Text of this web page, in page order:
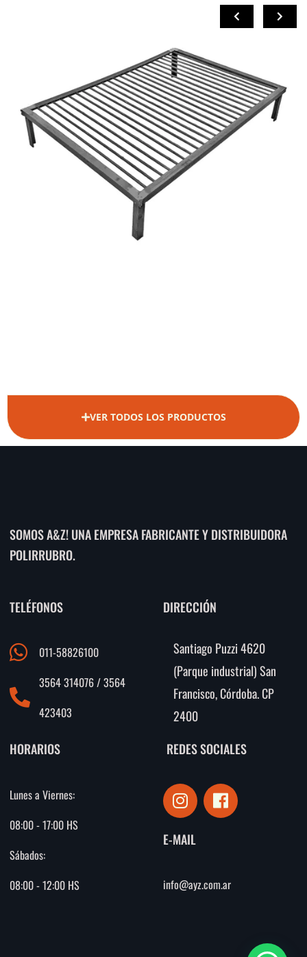
VER TODOS LOS PRODUCTOS
SOMOS A&Z! UNA EMPRESA FABRICANTE Y DISTRIBUIDORA
POLIRRUBRO.
TELÉFONOS
011-58826100
3564 314076 / 3564
423403
DIRECCIÓN
Santiago Puzzi 4620
(Parque industrial) San
Francisco, Córdoba. CP
2400
HORARIOS
Lunes a Viernes:
08:00 - 17:00 HS
Sábados:
08:00 - 12:00 HS
REDES SOCIALES
I
n
s
t
g
r
F
a
c
o
o
E-MAIL
info@ayz.com.ar